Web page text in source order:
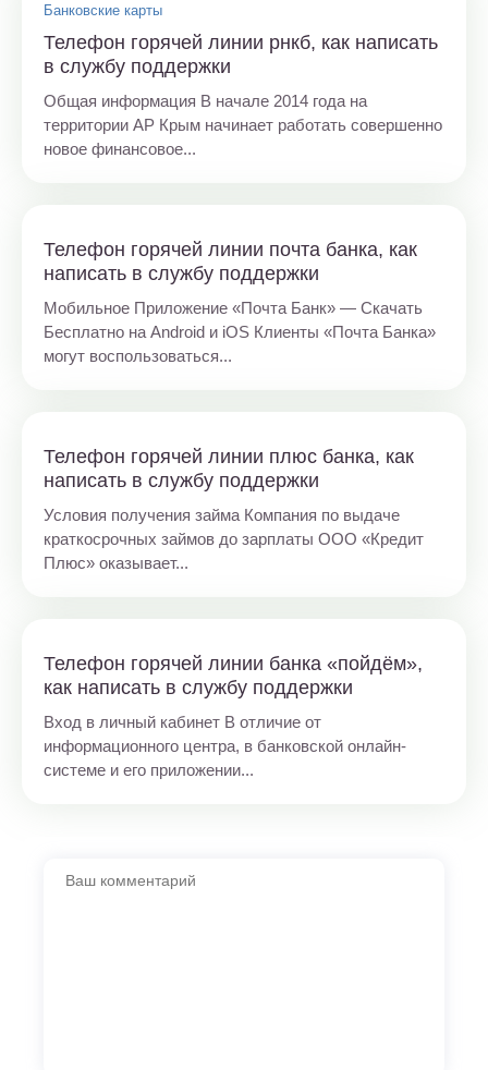
Банковские карты
Телефон горячей линии рнкб, как написать
в службу поддержки
Общая информация В начале 2014 года на
территории АР Крым начинает работать совершенно
новое финансовое...
Телефон горячей линии почта банка, как
написать в службу поддержки
Мобильное Приложение «Почта Банк» — Скачать
Бесплатно на Android и iOS Клиенты «Почта Банка»
могут воспользоваться...
Телефон горячей линии плюс банка, как
написать в службу поддержки
Условия получения займа Компания по выдаче
краткосрочных займов до зарплаты ООО «Кредит
Плюс» оказывает...
Телефон горячей линии банка «пойдём»,
как написать в службу поддержки
Вход в личный кабинет В отличие от
информационного центра, в банковской онлайн-
системе и его приложении...